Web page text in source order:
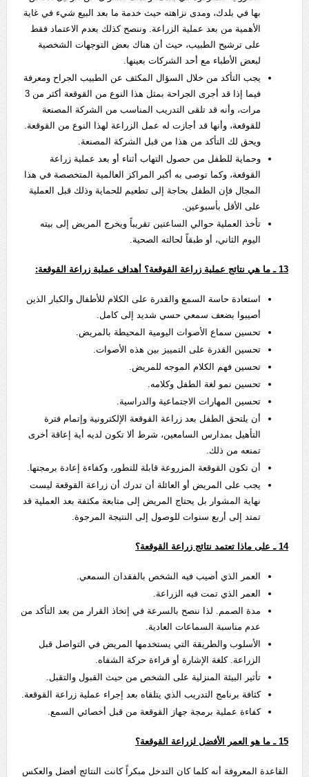
بها في بلدك، ومدى نزاهته حيث خدمة ما بعد البيع شيء في غاية
الأهمية من بعد عملية الزراعة. وننصح كذلك بعدم الاعتماد فقط
على ترشيح الطبيب، حيث أن هناك بعض التوجهات الشخصية
لبعض الأطباء مع أحد الشركات بعينها.
يجب التأكد من خلال السؤال المكثف عن الطبيب الجراح ومعرفة
فيما إذا قد أجرى الجراحة بمثل هذا النوع من القوقعة أكثر من 3
مرات، وأنه قد تلقى التدريب المناسب من الشركة المصنعة
للقوقعة، وأنها قد أجازت له عمل الزراعة لهذا النوع من القوقعة.
ويحق لك التأكد من هذا من قبل الشركة المصنعة.
وحماية للطفل من حصول التهاب أثناء أو بعد عملية زراعة
القوقعة، وكما توصى به أكبر المراكز العالمية المتخصصة في هذا
المجال فإن الطفل بحاجة إلى تطعيم للحماية وذلك قبل العملية
على الأقل بأسبوعين.
تأخذ العملية حوالي الساعتين تقريباً ويخرج المريض إلى بيته
اليوم الثاني، أو طبقاً لحالته الصحية.
13ـ ما هي نتائج عملية زراعة القوقعة؟ أهداف عملية زراعة القوقعة:
استعادة حاسة السمع والقدرة على الكلام للأطفال والكبار الذين
أصيبوا بضعف سمعي حسي شديد إلى كامل.
تحسين سماع الأصوات اليومية المحيطة بالمريض.
تحسين القدرة على التمييز بين هذه الأصوات.
تحسين فهم الكلام الموجه للمريض.
تحسين نمو لغة الطفل وكلامه.
تحسين المهارات الاجتماعية والدراسية.
أن يلتحق الطفل بعد زراعة القوقعة الإلكترونية وإتمام فترة
التأهيل بمدارس السامعين، شرط ألا تكون لديه أية إعاقة أخرى
تمنعه من ذلك.
أن تكون القوقعة المزروعة قابلة للتطور، وكفاءة إعادة برمجتها.
يجب على المريض أو العائلة أن تدرك أن زراعة القوقعة ليست
نهاية المشوار بل يحتاج المريض إلى متابعة مكثفة بعد العملية قد
تمتد إلى أربع سنوات للوصول إلى النتيجة المرجوة.
14ـ على ماذا تعتمد نتائج زراعة القوقعة؟
العمر الذي أصيب فيه الشخص بالفقدان السمعي.
العمر الذي تمت فيه الزراعة.
مدة الصمم. لذا ننصح بالسرعة في إتخاذ القرار من بعد التأكد من
عدم مناسبة السماعات العادية.
الأسلوب والطريقة التي يستخدمها المريض في التواصل قبل
الزراعة. كلغة الإشارة أو قراءة حركة الشفاه.
تأثير البيئة المنزلية على الشخص من حيث القبول والتقبل.
كثافة برنامج التدريب الذي يتلقاه بعد إجراء عملية زراعة القوقعة.
كفاءة عملية برمجة جهاز القوقعة من قبل أخصائي السمع.
15ـ ما هو العمر الأفضل لزراعة القوقعة؟
القاعدة المعروفة أنه كلما كان التدخل مبكراً كانت النتائج أفضل والعكس